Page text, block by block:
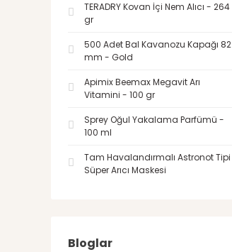
TERADRY Kovan İçi Nem Alıcı - 264
gr
500 Adet Bal Kavanozu Kapağı 82
mm - Gold
Apimix Beemax Megavit Arı
Vitamini - 100 gr
Sprey Oğul Yakalama Parfümü -
100 ml
Tam Havalandırmalı Astronot Tipi
Süper Arıcı Maskesi
Bloglar